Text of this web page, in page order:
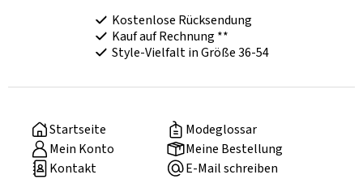
Kostenlose Rücksendung
Kauf auf Rechnung **
Style-Vielfalt in Größe 36-54
Startseite
Modeglossar
Mein Konto
Meine Bestellung
Kontakt
E-Mail schreiben